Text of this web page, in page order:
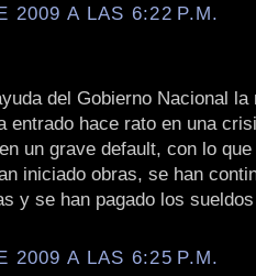
2009 A LAS 6:22 P.M.
del Gobierno Nacional la
entrado hace rato en una
un grave default, con lo
iniciado obras, se han
y se han pagado los
2009 A LAS 6:25 P.M.